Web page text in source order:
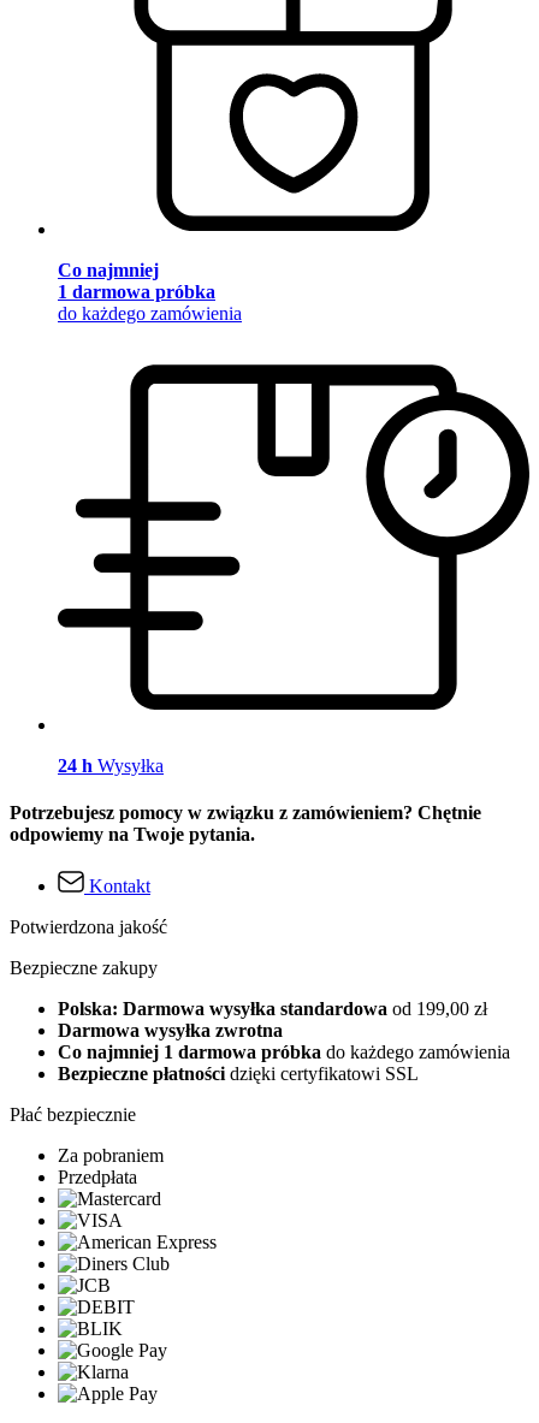
Co najmniej
1 darmowa próbka
do każdego zamówienia
24 h Wysyłka
Potrzebujesz pomocy w związku z zamówieniem? Chętnie
odpowiemy na Twoje pytania.
Kontakt
Potwierdzona jakość
Bezpieczne zakupy
Polska: Darmowa wysyłka standardowa od 199,00 zł
Darmowa wysyłka zwrotna
Co najmniej 1 darmowa próbka do każdego zamówienia
Bezpieczne płatności dzięki certyfikatowi SSL
Płać bezpiecznie
Za pobraniem
Przedpłata